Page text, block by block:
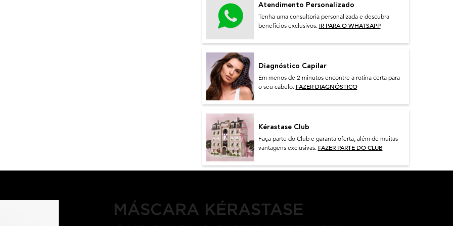
Atendimento Personalizado
Tenha uma consultoria personalizada e descubra
benefícios exclusivos. IR PARA O WHATSAPP
Diagnóstico Capilar
Em menos de 2 minutos encontre a rotina certa para
o seu cabelo. FAZER DIAGNÓSTICO
Kérastase Club
Faça parte do Club e garanta oferta, além de muitas
vantagens exclusivas. FAZER PARTE DO CLUB
MÁSCARA KÉRASTASE